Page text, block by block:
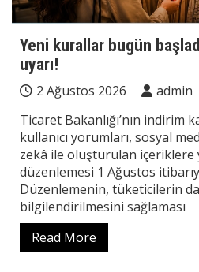
Yeni kurallar bugün
uyarı!
2 Ağustos 2026 admin
Ticaret Bakanlığı’nın indirim
kullanıcı yorumları, sosyal
zekâ ile oluşturulan içeriklere
düzenlemesi 1 Ağustos
Düzenlemenin, tüketicilerin
bilgilendirilmesini sağlaması
Read More